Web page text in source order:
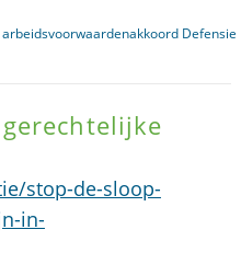
arbeidsvoorwaardenakkoord Defensie
stop-de-sloop-
in-